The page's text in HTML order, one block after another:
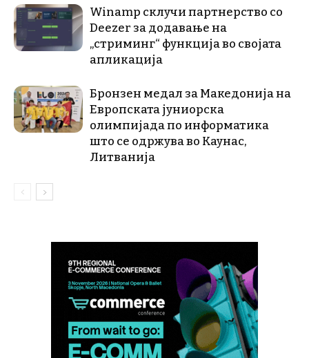
Winamp склучи партнерство со
Deezer за додавање на
„стриминг“ функција во својата
апликација
Бронзен медал за Македонија на
Европската јуниорска
олимпијада по информатика
што се одржува во Каунас,
Литванија